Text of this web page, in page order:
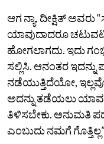
ಆಗ ನ್ಯಾ. ದೀಕ್ಷಿತ್‌
ಯಾವುದಾದರೂ
ಹೋಗಲಾಗದು. ಇದು
ಸಲ್ಲಿಸಿ. ಆನಂತರ ಇದನ್ನು
ನಡೆಯುತ್ತಿದೆಯೋ,
ಅದನ್ನು ತಡೆಯಲು ಯಾವ
ತಿಳಿಸಬೇಕು. ಅನುಮತಿ
ಎಂಬುದು ನಮಗೆ